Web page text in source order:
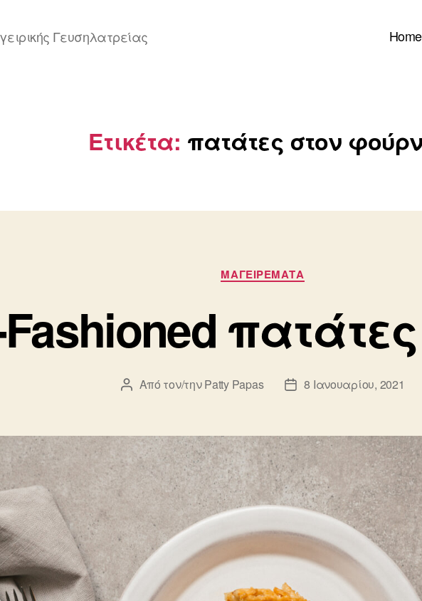
Γευσηλατρείας Home
Ετικέτα: πατάτες στον
Κατηγορίες
ΜΑΓΕΙΡΕΜΑΤΑ
Συντάκτης
Από τον/τηνPatty Papas
Ημ.8 Ιανουαρίου, 2021